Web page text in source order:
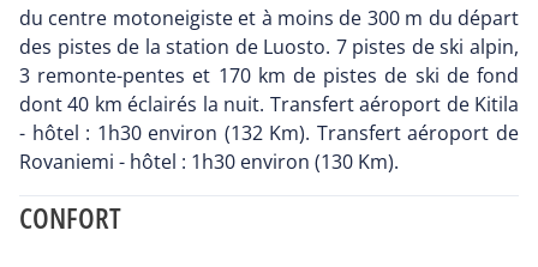
du centre motoneigiste et à moins de 300 m du départ
des pistes de la station de Luosto. 7 pistes de ski alpin,
3 remonte-pentes et 170 km de pistes de ski de fond
dont 40 km éclairés la nuit. Transfert aéroport de Kitila
- hôtel : 1h30 environ (132 Km). Transfert aéroport de
Rovaniemi - hôtel : 1h30 environ (130 Km).
CONFORT